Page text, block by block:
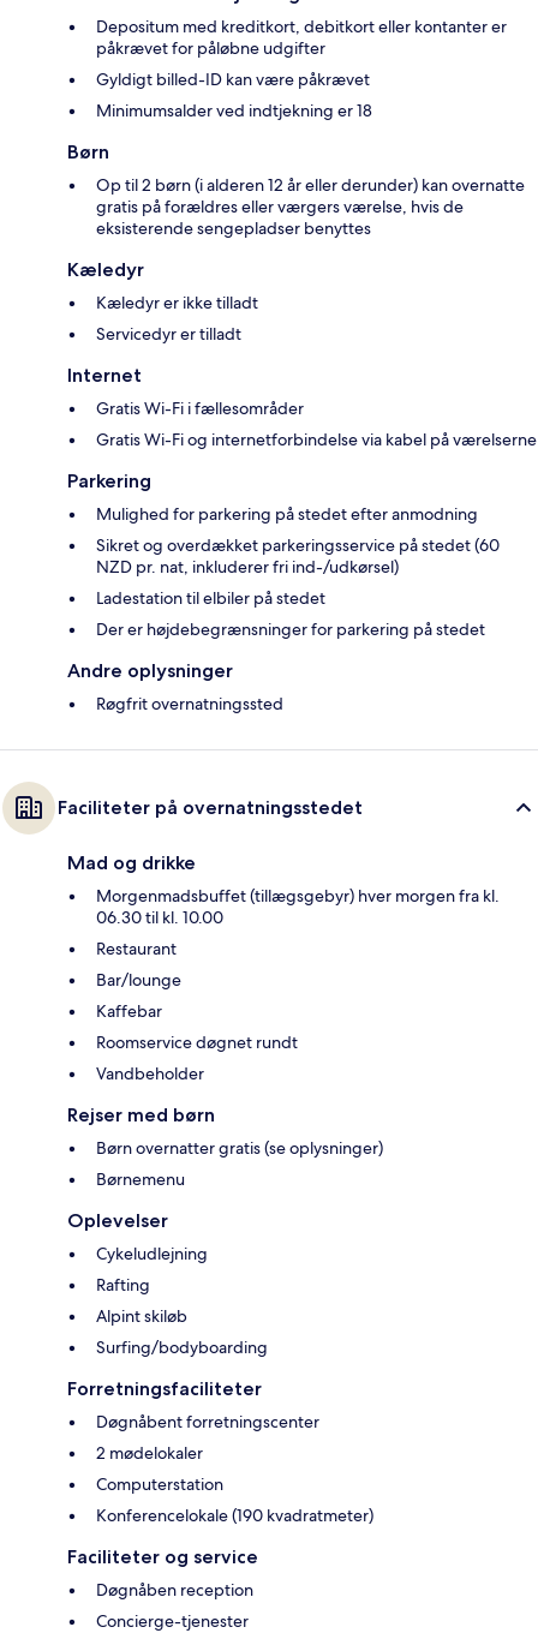
Depositum med kreditkort, debitkort eller kontanter er
påkrævet for påløbne udgifter
Gyldigt billed-ID kan være påkrævet
Minimumsalder ved indtjekning er 18
Børn
Op til 2 børn (i alderen 12 år eller derunder) kan overnatte
gratis på forældres eller værgers værelse, hvis de
eksisterende sengepladser benyttes
Kæledyr
Kæledyr er ikke tilladt
Servicedyr er tilladt
Internet
Gratis Wi-Fi i fællesområder
Gratis Wi-Fi og internetforbindelse via kabel på værelserne
Parkering
Mulighed for parkering på stedet efter anmodning
Sikret og overdækket parkeringsservice på stedet (60
NZD pr. nat, inkluderer fri ind-/udkørsel)
Ladestation til elbiler på stedet
Der er højdebegrænsninger for parkering på stedet
Andre oplysninger
Røgfrit overnatningssted
Faciliteter på overnatningsstedet
Mad og drikke
Morgenmadsbuffet (tillægsgebyr) hver morgen fra kl.
06.30 til kl. 10.00
Restaurant
Bar/lounge
Kaffebar
Roomservice døgnet rundt
Vandbeholder
Rejser med børn
Børn overnatter gratis (se oplysninger)
Børnemenu
Oplevelser
Cykeludlejning
Rafting
Alpint skiløb
Surfing/bodyboarding
Forretningsfaciliteter
Døgnåbent forretningscenter
2 mødelokaler
Computerstation
Konferencelokale (190 kvadratmeter)
Faciliteter og service
Døgnåben reception
Concierge-tjenester